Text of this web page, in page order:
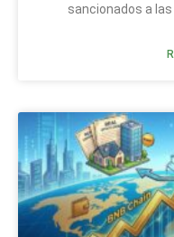
sancionados a